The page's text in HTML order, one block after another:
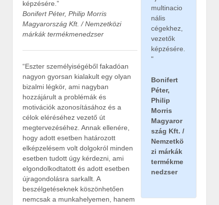
képzésére.”
Bonifert Péter, Philip Morris
Magyarország Kft. / Nemzetközi
márkák termékmenedzser
“Eszter személyiségéből fakadóan
nagyon gyorsan kialakult egy olyan
bizalmi légkör, ami nagyban
hozzájárult a problémák és
motivációk azonosításához és a
célok eléréséhez vezető út
megtervezéséhez. Annak ellenére,
hogy adott esetben határozott
elképzelésem volt dolgokról minden
esetben tudott úgy kérdezni, ami
elgondolkodtatott és adott esetben
újragondolásra sarkallt. A
beszélgetéseknek köszönhetően
nemcsak a munkahelyemen, hanem
multinacio
nális
cégekhez,
vezetők
képzésére.
"
Bonifert
Péter,
Philip
Morris
Magyaror
szág Kft. /
Nemzetkö
zi márkák
termékme
nedzser